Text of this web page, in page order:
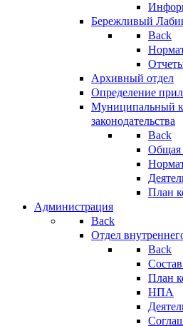
Бережливый
Back
Архивный отдел
Определение
Муниципальный
законодательства
Back
Общая
План
Администрация
Back
Отдел
Back
План
НПА